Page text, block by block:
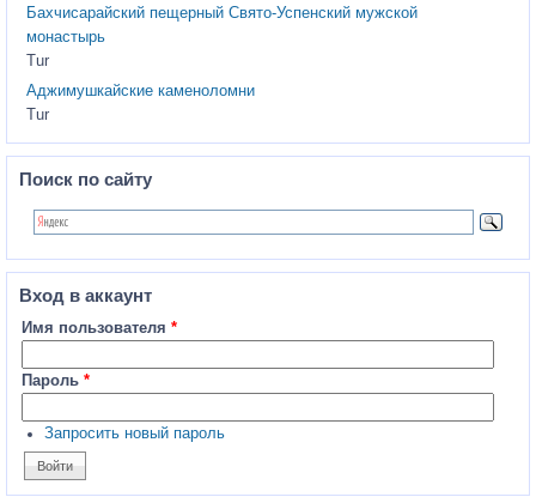
Бахчисарайский пещерный Свято-Успенский мужской
монастырь
Tur
Аджимушкайские каменоломни
Tur
Поиск по сайту
Вход в аккаунт
Имя пользователя *
Пароль *
Запросить новый пароль